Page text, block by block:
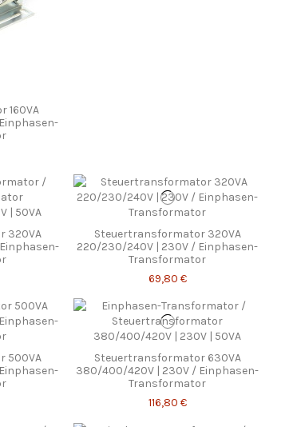
160VA
320VA
Steuertransformator 320VA
220/230/240V | 230V / Einphasen-
Transformator
69,80 €
500VA
Steuertransformator 630VA
380/400/420V | 230V / Einphasen-
Transformator
116,80 €